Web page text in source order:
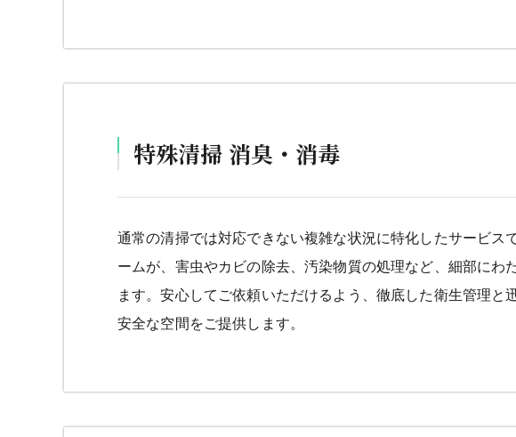
特殊清掃 消臭・消毒
通常の清掃では対応できない複雑な状況に特化したサービス
ームが、害虫やカビの除去、汚染物質の処理など、細部にわ
ます。安心してご依頼いただけるよう、徹底した衛生管理と
安全な空間をご提供します。